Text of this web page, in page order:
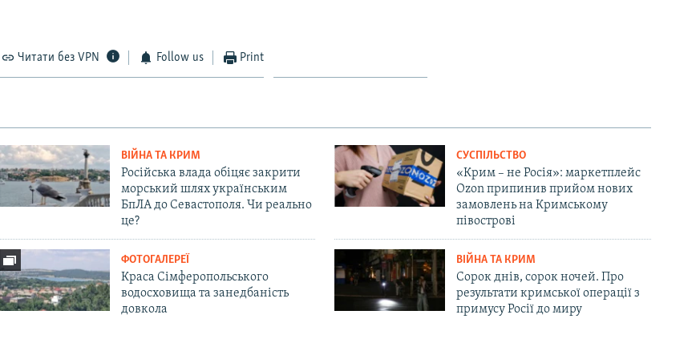
Читати без VPN Follow us Print
ВІЙНА ТА КРИМ
Російська влада обіцяє закрити
морський шлях українським
БпЛА до Севастополя. Чи реально
це?
СУСПІЛЬСТВО
«Крим – не Росія»: маркетплейс
Ozon припинив прийом нових
замовлень на Кримському
півострові
ФОТОГАЛЕРЕЇ
Краса Сімферопольського
водосховища та занедбаність
довкола
ВІЙНА ТА КРИМ
Сорок днів, сорок ночей. Про
результати кримської операції з
примусу Росії до миру